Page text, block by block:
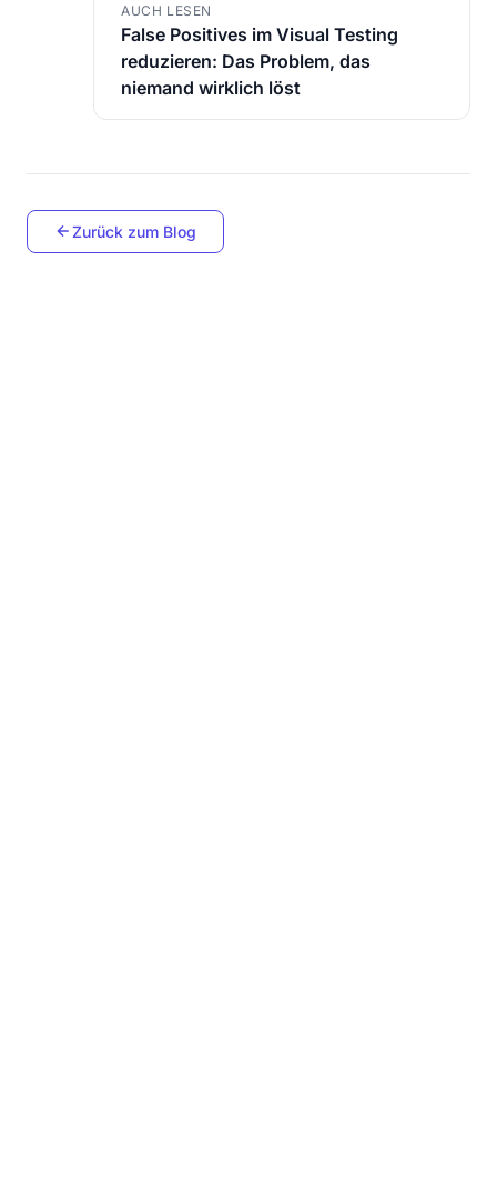
AUCH LESEN
False Positives im Visual Testing
reduzieren: Das Problem, das
niemand wirklich löst
Zurück zum Blog